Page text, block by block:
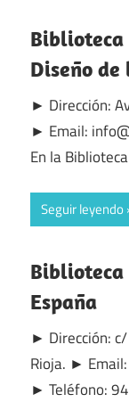
Biblioteca
Diseño de
► Dirección:
► Email:
En la
Seguir leyendo
Biblioteca
España
► Dirección:
Rioja. ►
► Teléfono: